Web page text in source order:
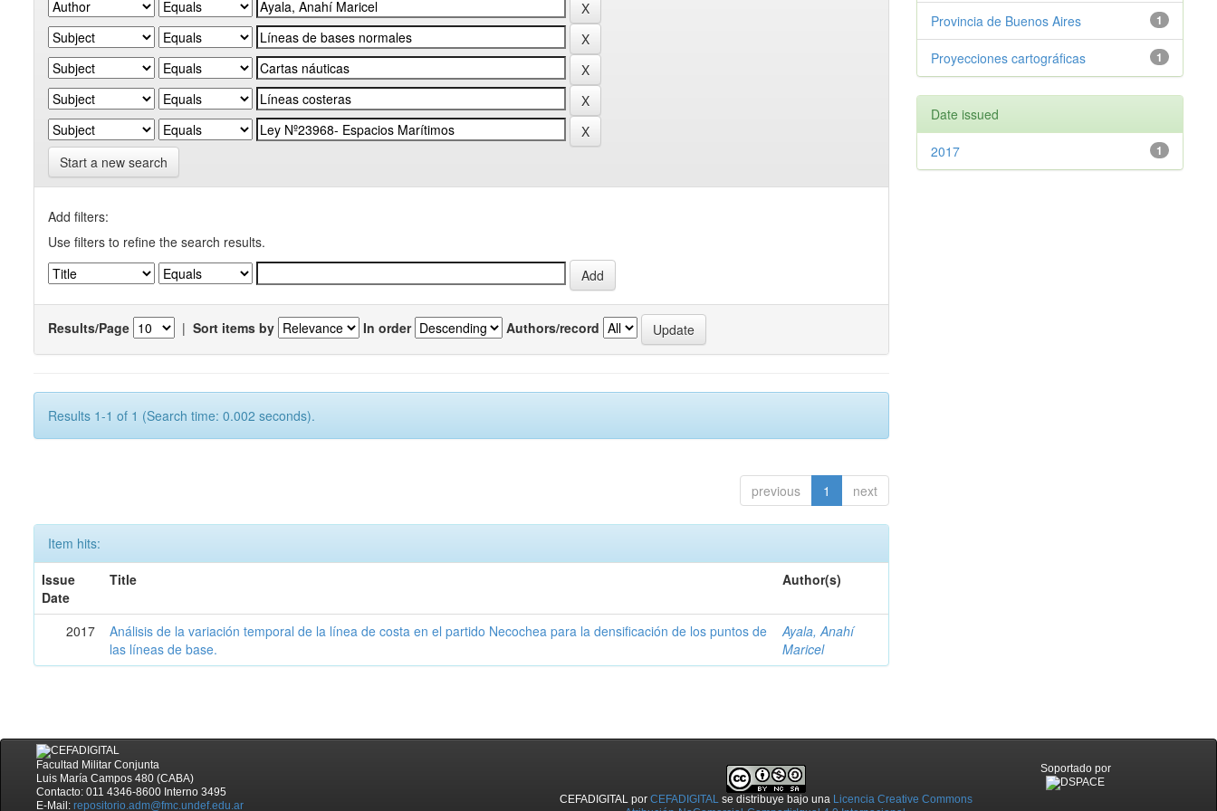
Start a new search
Add filters:
Use filters to refine the search results.
Results/Page | Sort items by In order Authors/record
Results 1-1 of 1 (Search time: 0.002 seconds).
previous 1 next
Item hits:
Issue
Date
Title Author(s)
2017
Análisis de la variación temporal de la línea de costa en el partido Necochea para la densificación de los puntos de
las líneas de base.
Ayala, Anahí
Maricel
1
Provincia de Buenos Aires
1
Proyecciones cartográficas
Date issued
1
2017
Facultad Militar Conjunta
Luis María Campos 480 (CABA)
Contacto: 011 4346-8600 Interno 3495
E-Mail: repositorio.adm@fmc.undef.edu.ar CEFADIGITAL porCEFADIGITAL se distribuye bajo una Licencia Creative Commons
Soportado por